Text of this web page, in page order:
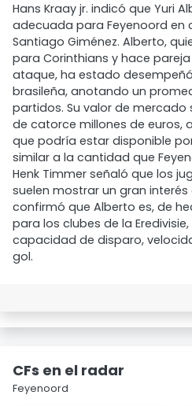
Hans Kraay jr. indicó que Yuri
adecuada para Feyenoord en
Santiago Giménez. Alberto,
para Corinthians y hace
ataque, ha estado
brasileña, anotando un
partidos. Su valor de
de catorce millones de euros,
que podría estar disponible
similar a la cantidad que
Henk Timmer señaló que los
suelen mostrar un gran
confirmó que Alberto es, de
para los clubes de la
capacidad de disparo,
gol.
CFs en el radar
Feyenoord